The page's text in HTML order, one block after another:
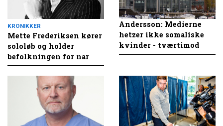
KRONIKKER
Mette Frederiksen kører
sololøb og holder
befolkningen for nar
Andersson: Medierne
hetzer ikke somaliske
kvinder - tværtimod